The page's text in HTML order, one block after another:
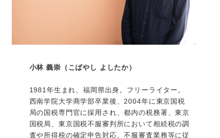
小林 義崇（こばやし よしたか）
1981年生まれ、福岡県出身。フリーライター。
西南学院大学商学部卒業後、2004年に東京国税
局の国税専門官に採用され、都内の税務署、東京
国税局、東京国税不服審判所において相続税の調
査や所得税の確定申告対応、不服審査業務等に従